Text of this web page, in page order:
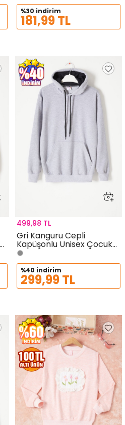
%30 indirim
181,99 TL
Gri Kanguru Cepli
Kapüşonlu Unisex Çocuk
Sweatshirt 16782
499,98 TL
%40 indirim
299,99 TL